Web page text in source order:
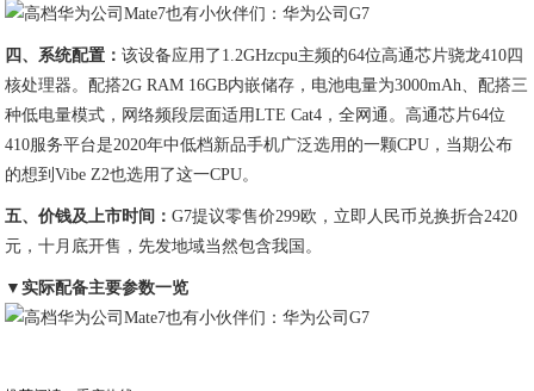
四、系统配置：该设备应用了1.2GHzcpu主频的64位高通芯片骁龙410四
核处理器。配搭2G RAM 16GB内嵌储存，电池电量为3000mAh、配搭三
种低电量模式，网络频段层面适用LTE Cat4，全网通。高通芯片64位
410服务平台是2020年中低档新品手机广泛选用的一颗CPU，当期公布
的想到Vibe Z2也选用了这一CPU。
五、价钱及上市时间：G7提议零售价299欧，立即人民币兑换折合2420
元，十月底开售，先发地域当然包含我国。
▼实际配备主要参数一览